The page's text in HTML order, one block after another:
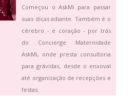
Começou o AskMi para passar
suas dicas adiante. Também é o
cérebro - e coração - por trás
do Concierge Maternidade
AskMi, onde presta consultoria
para grávidas, desde o enxoval
até organização de recepções e
festas.